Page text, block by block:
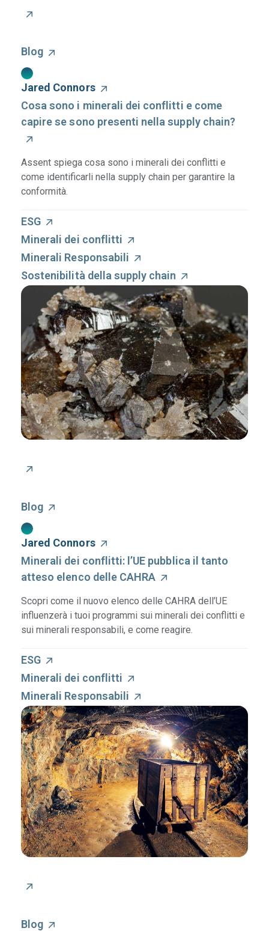
Blog
Jared Connors
Cosa sono i minerali dei conflitti e come
capire se sono presenti nella supply chain?
Assent spiega cosa sono i minerali dei conflitti e
come identificarli nella supply chain per garantire la
conformità.
ESG
Minerali dei conflitti
Minerali Responsabili
Sostenibilità della supply chain
Blog
Jared Connors
Minerali dei conflitti: l’UE pubblica il tanto
atteso elenco delle CAHRA
Scopri come il nuovo elenco delle CAHRA dell’UE
influenzerà i tuoi programmi sui minerali dei conflitti e
sui minerali responsabili, e come reagire.
ESG
Minerali dei conflitti
Minerali Responsabili
Blog